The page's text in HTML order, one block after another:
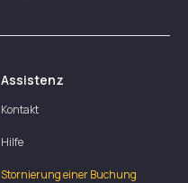
Assistenz
Kontakt
Hilfe
Stornierung einer Buchung